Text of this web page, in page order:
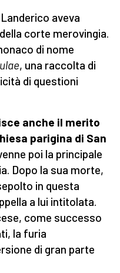
aveva
corte merovingia.
di nome
, una raccolta di
di questioni
anche il merito
parigina di San
poi la principale
Dopo la sua morte,
in questa
a lui intitolata.
come successo
la furia
di gran parte